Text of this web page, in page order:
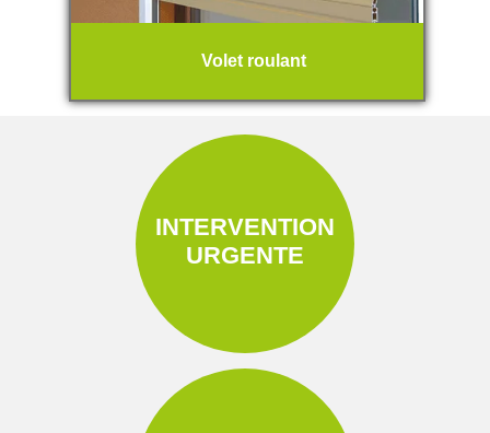
Volet roulant
INTERVENTION
URGENTE